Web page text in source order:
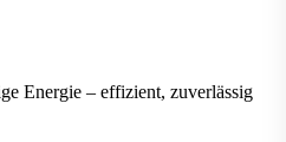
Energie – effizient, zuverlässig